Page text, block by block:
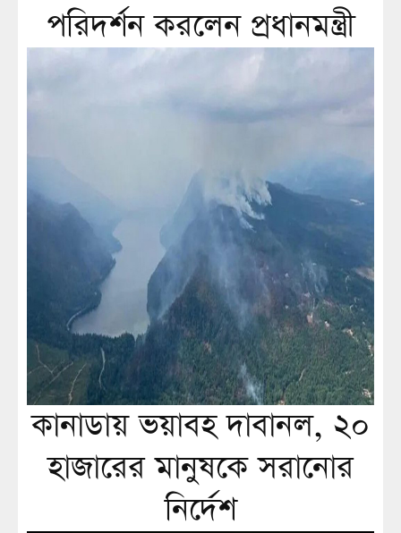
পরিদর্শন করলেন প্রধানমন্ত্রী
কানাডায় ভয়াবহ দাবানল, ২০
হাজারের মানুষকে সরানোর
নির্দেশ